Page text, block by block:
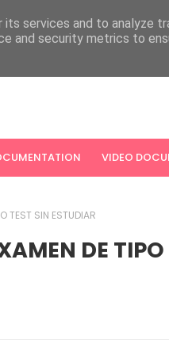
VIDEO
TEST SIN ESTUDIAR
DE TIPO
services and to analyze
and security metrics to